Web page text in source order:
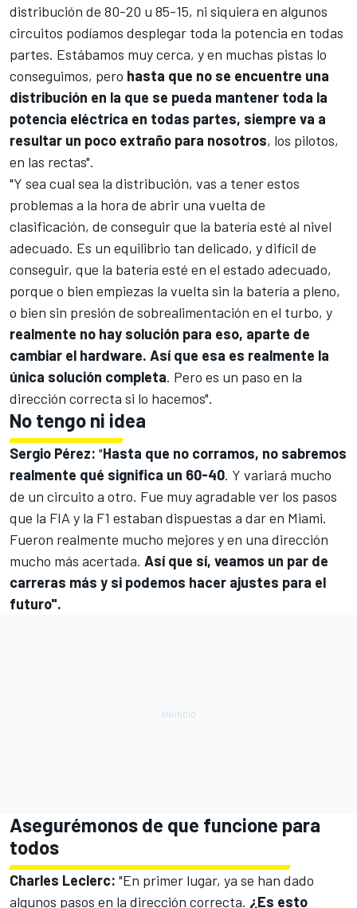
distribución de 80-20 u 85-15, ni siquiera en algunos
circuitos podíamos desplegar toda la potencia en todas
partes. Estábamos muy cerca, y en muchas pistas lo
conseguimos, pero hasta que no se encuentre una
distribución en la que se pueda mantener toda la
potencia eléctrica en todas partes, siempre va a
resultar un poco extraño para nosotros, los pilotos,
en las rectas".
"Y sea cual sea la distribución, vas a tener estos
problemas a la hora de abrir una vuelta de
clasificación, de conseguir que la batería esté al nivel
adecuado. Es un equilibrio tan delicado, y difícil de
conseguir, que la batería esté en el estado adecuado,
porque o bien empiezas la vuelta sin la batería a pleno,
o bien sin presión de sobrealimentación en el turbo, y
realmente no hay solución para eso, aparte de
cambiar el hardware. Así que esa es realmente la
única solución completa. Pero es un paso en la
dirección correcta si lo hacemos".
No tengo ni idea
Sergio Pérez: "Hasta que no corramos, no sabremos
realmente qué significa un 60-40. Y variará mucho
de un circuito a otro. Fue muy agradable ver los pasos
que la FIA y la F1 estaban dispuestas a dar en Miami.
Fueron realmente mucho mejores y en una dirección
mucho más acertada. Así que sí, veamos un par de
carreras más y si podemos hacer ajustes para el
futuro".
Asegurémonos de que funcione para
todos
Charles Leclerc: "En primer lugar, ya se han dado
algunos pasos en la dirección correcta. ¿Es esto